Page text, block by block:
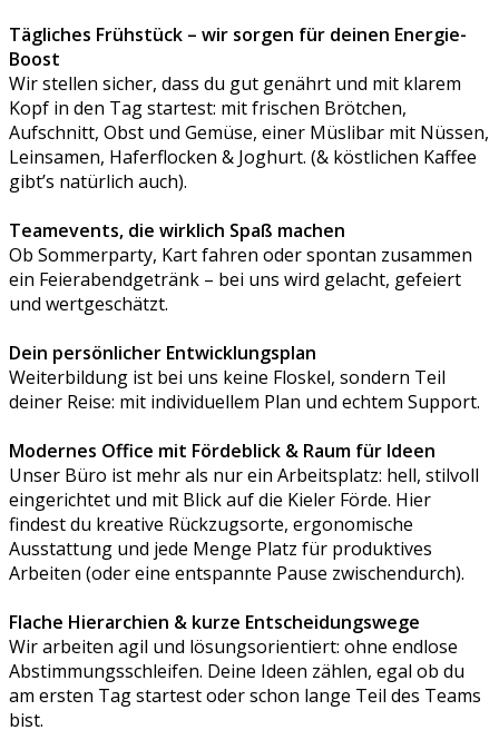
Tägliches Frühstück – wir sorgen für deinen Energie-
Boost
Wir stellen sicher, dass du gut genährt und mit klarem
Kopf in den Tag startest: mit frischen Brötchen,
Aufschnitt, Obst und Gemüse, einer Müslibar mit Nüssen,
Leinsamen, Haferflocken & Joghurt. (& köstlichen Kaffee
gibt’s natürlich auch).
Teamevents, die wirklich Spaß machen
Ob Sommerparty, Kart fahren oder spontan zusammen
ein Feierabendgetränk – bei uns wird gelacht, gefeiert
und wertgeschätzt.
Dein persönlicher Entwicklungsplan
Weiterbildung ist bei uns keine Floskel, sondern Teil
deiner Reise: mit individuellem Plan und echtem Support.
Modernes Office mit Fördeblick & Raum für Ideen
Unser Büro ist mehr als nur ein Arbeitsplatz: hell, stilvoll
eingerichtet und mit Blick auf die Kieler Förde. Hier
findest du kreative Rückzugsorte, ergonomische
Ausstattung und jede Menge Platz für produktives
Arbeiten (oder eine entspannte Pause zwischendurch).
Flache Hierarchien & kurze Entscheidungswege
Wir arbeiten agil und lösungsorientiert: ohne endlose
Abstimmungsschleifen. Deine Ideen zählen, egal ob du
am ersten Tag startest oder schon lange Teil des Teams
bist.